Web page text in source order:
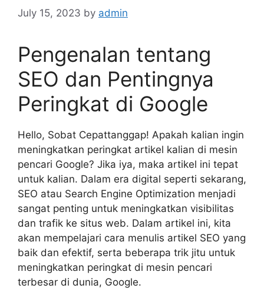
July 15, 2023 by admin
Pengenalan tentang
SEO dan Pentingnya
Peringkat di Google
Hello, Sobat Cepattanggap! Apakah kalian ingin
meningkatkan peringkat artikel kalian di mesin
pencari Google? Jika iya, maka artikel ini tepat
untuk kalian. Dalam era digital seperti sekarang,
SEO atau Search Engine Optimization menjadi
sangat penting untuk meningkatkan visibilitas
dan trafik ke situs web. Dalam artikel ini, kita
akan mempelajari cara menulis artikel SEO yang
baik dan efektif, serta beberapa trik jitu untuk
meningkatkan peringkat di mesin pencari
terbesar di dunia, Google.